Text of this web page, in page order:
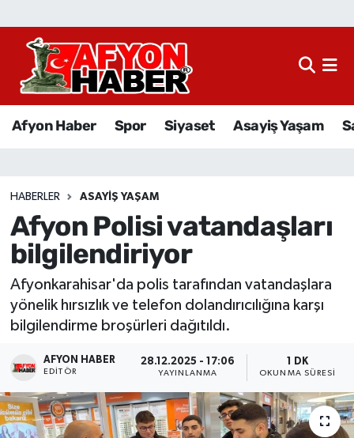
Afyon Haber Spor Siyaset Asayiş Yaşam
HABERLER ASAYIŞ YAŞAM
Afyon Polisi vatandaşları
bilgilendiriyor
Afyonkarahisar'da polis tarafından vatandaşlara
yönelik hırsızlık ve telefon dolandırıcılığına karşı
bilgilendirme broşürleri dağıtıldı.
AFYON HABER
EDITÖR
28.12.2025 - 17:06
YAYINLANMA
1 DK
OKUNMA SÜRESI
Afyon Haber
Sağlık
Eğitim
Sivil Toplum
Etkinlikler